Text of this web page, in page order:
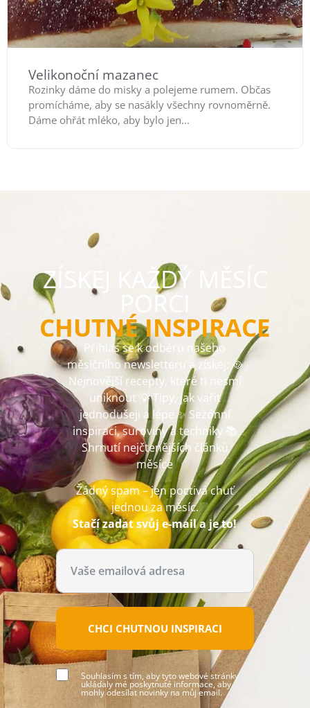
Velikonoční mazanec
Rozinky dáme do misky a polejeme rumem. Občas
promícháme, aby se nasákly všechny rovnoměrně.
Dáme ohřát mléko, aby bylo jen...
ZÍSKEJ KAŽDÝ MĚSÍC
PORCI
CHUTNÉ INSPIRACE
Přihlas se k odběru našeho
měsíčního newsletteru a získej: 🥘
Nejnovější recepty, které ti nesmí
uniknout 💡 Tipy, jak vařit
jednodušeji a lépe ✨ Sezónní
inspiraci, suroviny a techniky 📚
Shrnutí nejčtenějších článků
měsíce
Žádný spam – jen poctivá chuť
jednou za měsíc.
Stačí zadat svůj e-mail a je to!
CHCI CHUTNOU INSPIRACI
Souhlasím s tím, aby tyto webové stránky
ukládaly mé poskytnuté informace, aby
mohly odesílat novinky na můj email.